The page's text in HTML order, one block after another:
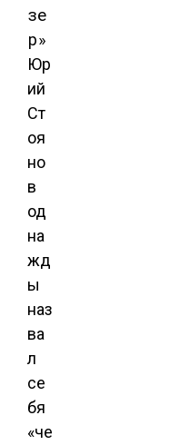
Юр
ий
Ст
оя
но
в
од
на
жд
ы
наз
ва
л
се
бя
«че